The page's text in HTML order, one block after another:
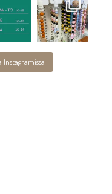
Instagramissa